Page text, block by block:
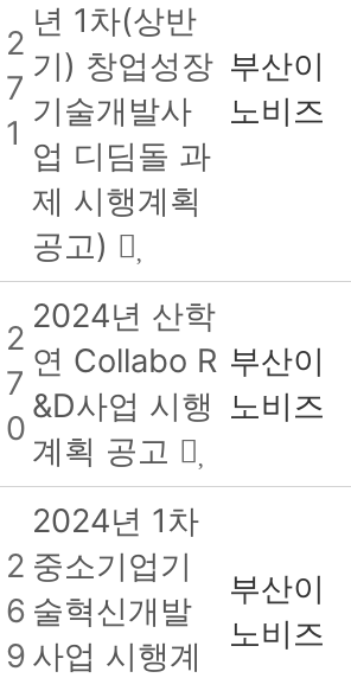
2
7
1
년 1차(상반
기) 창업성장
기술개발사
업 디딤돌 과
제 시행계획
공고)
부산이
노비즈
2
7
0
2024년 산학
연 Collabo R
&D사업 시행
계획 공고
부산이
노비즈
2
6
9
2024년 1차
중소기업기
술혁신개발
사업 시행계
부산이
노비즈